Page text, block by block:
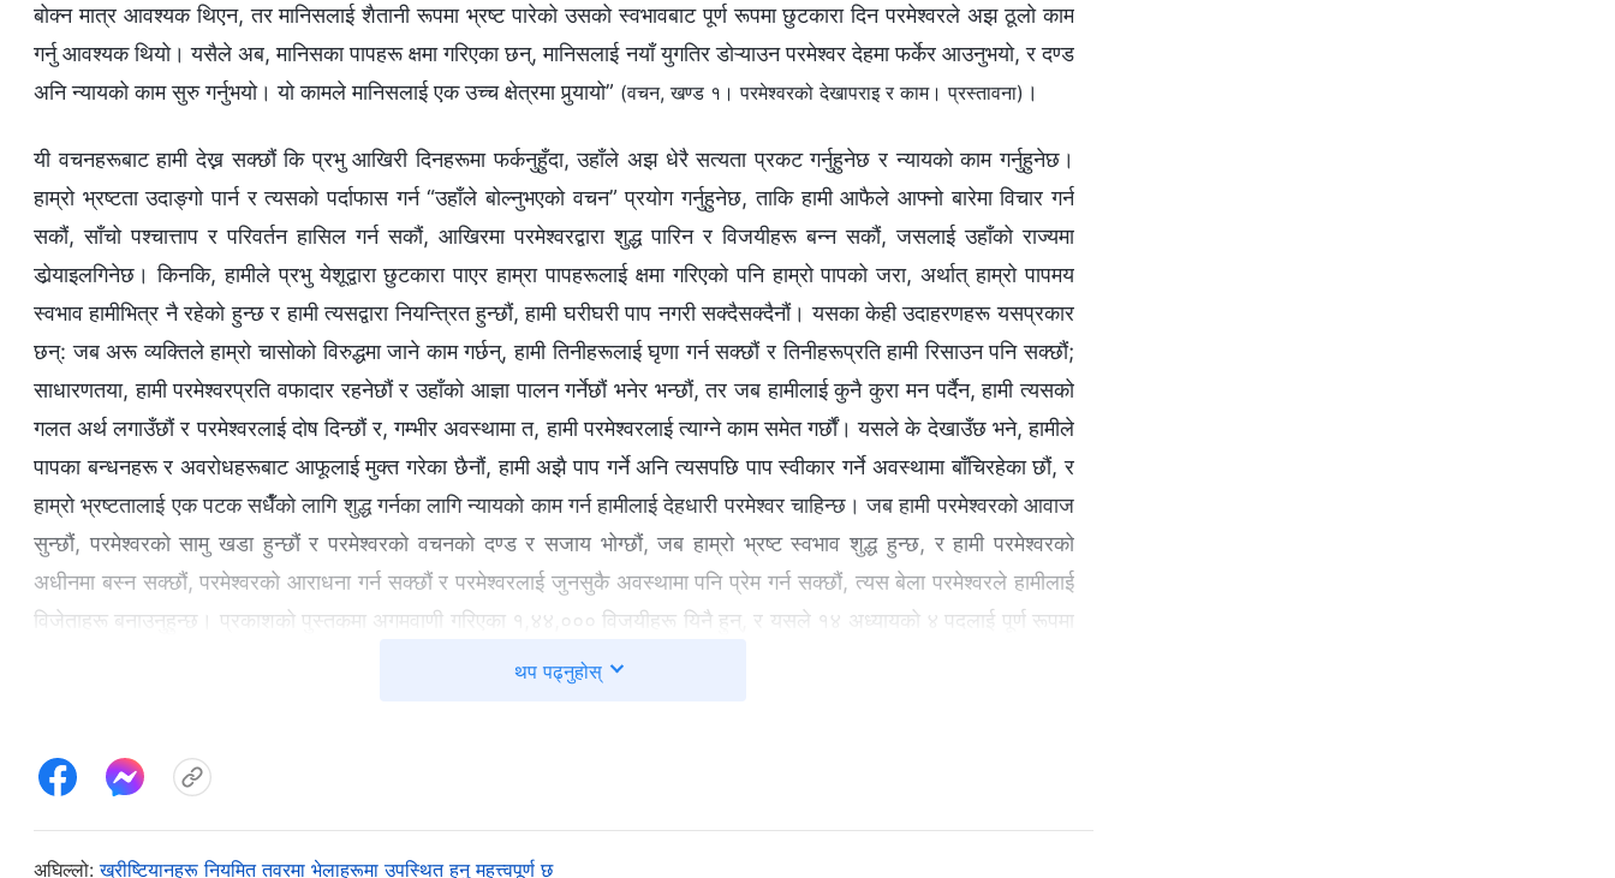
बोक्न मात्र आवश्यक थिएन, तर मानिसलाई शैतानी रूपमा भ्रष्ट पारेको उसको स्वभावबाट पूर्ण रूपमा छुटकारा दिन परमेश्वरले अझ ठूलो काम
गर्नु आवश्यक थियो। यसैले अब, मानिसका पापहरू क्षमा गरिएका छन्, मानिसलाई नयाँ युगतिर डोऱ्याउन परमेश्वर देहमा फर्केर आउनुभयो, र दण्ड
अनि न्यायको काम सुरु गर्नुभयो। यो कामले मानिसलाई एक उच्च क्षेत्रमा पुर्‍यायो” (वचन, खण्ड १। परमेश्‍वरको देखापराइ र काम। प्रस्तावना) ।
यी वचनहरूबाट हामी देख्न सक्छौं कि प्रभु आखिरी दिनहरूमा फर्कनुहुँदा, उहाँले अझ धेरै सत्यता प्रकट गर्नुहुनेछ र न्यायको काम गर्नुहुनेछ।
हाम्रो भ्रष्टता उदाङ्गो पार्न र त्यसको पर्दाफास गर्न “उहाँले बोल्नुभएको वचन” प्रयोग गर्नुहुनेछ, ताकि हामी आफैले आफ्‍नो बारेमा विचार गर्न
सकौं, साँचो पश्‍चात्ताप र परिवर्तन हासिल गर्न सकौं, आखिरमा परमेश्‍वरद्वारा शुद्ध पारिन र विजयीहरू बन्‍न सकौं, जसलाई उहाँको राज्यमा
डोर्‍याइलगिनेछ। किनकि, हामीले प्रभु येशूद्वारा छुटकारा पाएर हाम्रा पापहरूलाई क्षमा गरिएको पनि हाम्रो पापको जरा, अर्थात् हाम्रो पापमय
स्वभाव हामीभित्र नै रहेको हुन्छ र हामी त्यसद्वारा नियन्त्रित हुन्छौं, हामी घरीघरी पाप नगरी सक्दैसक्दैनौं। यसका केही उदाहरणहरू यसप्रकार
छन्: जब अरू व्यक्तिले हाम्रो चासोको विरुद्धमा जाने काम गर्छन्, हामी तिनीहरूलाई घृणा गर्न सक्छौं र तिनीहरूप्रति हामी रिसाउन पनि सक्छौं;
साधारणतया, हामी परमेश्‍वरप्रति वफादार रहनेछौं र उहाँको आज्ञा पालन गर्नेछौं भनेर भन्छौं, तर जब हामीलाई कुनै कुरा मन पर्दैन, हामी त्यसको
गलत अर्थ लगाउँछौं र परमेश्‍वरलाई दोष दिन्छौं र, गम्‍भीर अवस्थामा त, हामी परमेश्‍वरलाई त्याग्‍ने काम समेत गर्छौं। यसले के देखाउँछ भने, हामीले
पापका बन्धनहरू र अवरोधहरूबाट आफूलाई मुक्त गरेका छैनौं, हामी अझै पाप गर्ने अनि त्यसपछि पाप स्वीकार गर्ने अवस्थामा बाँचिरहेका छौं, र
हाम्रो भ्रष्टतालाई एक पटक सधैँको लागि शुद्ध गर्नका लागि न्यायको काम गर्न हामीलाई देहधारी परमेश्‍वर चाहिन्छ। जब हामी परमेश्‍वरको आवाज
सुन्छौं, परमेश्‍वरको सामु खडा हुन्छौं र परमेश्‍वरको वचनको दण्ड र सजाय भोग्छौं, जब हाम्रो भ्रष्ट स्वभाव शुद्ध हुन्छ, र हामी परमेश्‍वरको
अधीनमा बस्न सक्छौं, परमेश्‍वरको आराधना गर्न सक्छौं र परमेश्‍वरलाई जुनसुकै अवस्थामा पनि प्रेम गर्न सक्छौं, त्यस बेला परमेश्‍वरले हामीलाई
विजेताहरू बनाउनुहुन्छ। प्रकाशको पुस्तकमा अगमवाणी गरिएका १,४४,००० विजयीहरू यिनै हुन्, र यसले १४ अध्यायको ४ पदलाई पूर्ण रूपमा
यिनीहरू ती हुन् जो कुनै पनि स्त्रीहरूद्वारा अशुद्ध पारिएका छैनन्; किनकि तिनीहरू कुमार हुन्। यिनीहरू थुमा जता-जता जानुहुन्छ
त्यस बेला मानिसको स्वभावभित्र रहेको विद्रोहीपन र प्रतिरोधलाई प्रकट गर्नु सम्भव हुँदैनथियो, यसैले हाम्रो न्याय गर्नलाई हाम्रो भ्रष्टताको
थप पढ्नुहोस्
अघिल्लो:ख्रीष्टियानहरू नियमित तवरमा भेलाहरूमा उपस्थित हुनु महत्त्वपूर्ण छ